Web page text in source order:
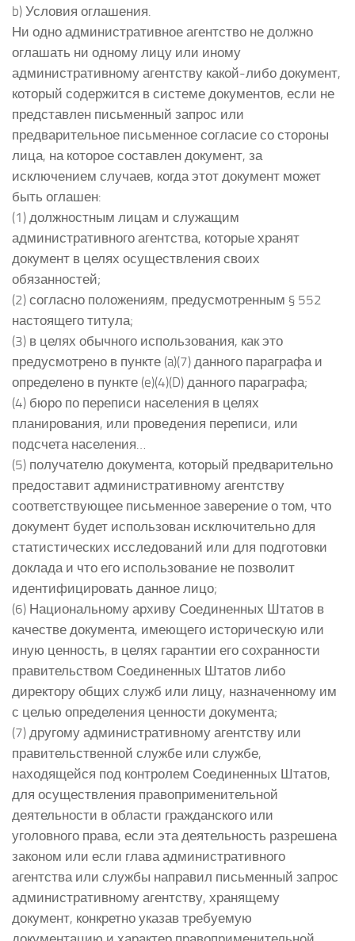
b) Условия оглашения.
Ни одно административное агентство не должно
оглашать ни одному лицу или иному
административному агентству какой-либо документ,
который содержится в системе документов, если не
представлен письменный запрос или
предварительное письменное согласие со стороны
лица, на которое составлен документ, за
исключением случаев, когда этот документ может
быть оглашен:
(1) должностным лицам и служащим
административного агентства, которые хранят
документ в целях осуществления своих
обязанностей;
(2) согласно положениям, предусмотренным § 552
настоящего титула;
(3) в целях обычного использования, как это
предусмотрено в пункте (a)(7) данного параграфа и
определено в пункте (e)(4)(D) данного параграфа;
(4) бюро по переписи населения в целях
планирования, или проведения переписи, или
подсчета населения…
(5) получателю документа, который предварительно
предоставит административному агентству
соответствующее письменное заверение о том, что
документ будет использован исключительно для
статистических исследований или для подготовки
доклада и что его использование не позволит
идентифицировать данное лицо;
(6) Национальному архиву Соединенных Штатов в
качестве документа, имеющего историческую или
иную ценность, в целях гарантии его сохранности
правительством Соединенных Штатов либо
директору общих служб или лицу, назначенному им
с целью определения ценности документа;
(7) другому административному агентству или
правительственной службе или службе,
находящейся под контролем Соединенных Штатов,
для осуществления правоприменительной
деятельности в области гражданского или
уголовного права, если эта деятельность разрешена
законом или если глава административного
агентства или службы направил письменный запрос
административному агентству, хранящему
документ, конкретно указав требуемую